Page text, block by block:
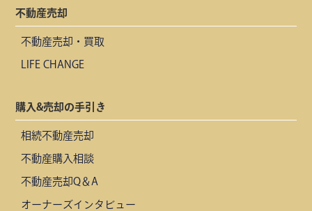
不動産売却
不動産売却・買取
LIFE CHANGE
購入&売却の手引き
相続不動産売却
不動産購入相談
不動産売却Q＆A
オーナーズインタビュー